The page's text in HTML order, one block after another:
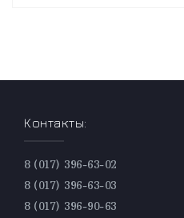
Контакты:
8 (017) 396-63-02
8 (017) 396-63-03
8 (017) 396-90-63